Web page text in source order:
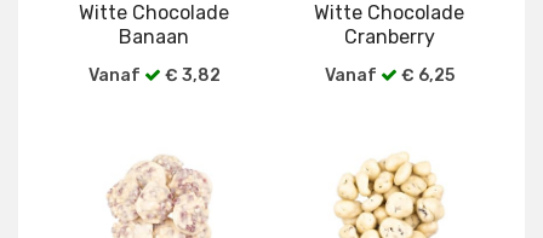
Witte Chocolade
Banaan
Vanaf € 3,82
Witte Chocolade
Cranberry
Vanaf € 6,25